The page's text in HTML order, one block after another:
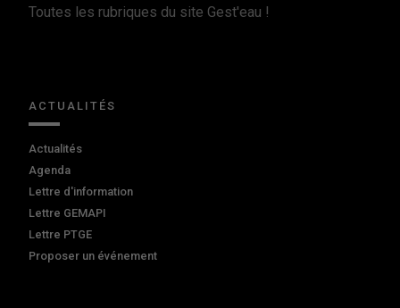
Toutes les rubriques du site Gest'eau !
ACTUALITÉS
Actualités
Agenda
Lettre d'information
Lettre GEMAPI
Lettre PTGE
Proposer un événement